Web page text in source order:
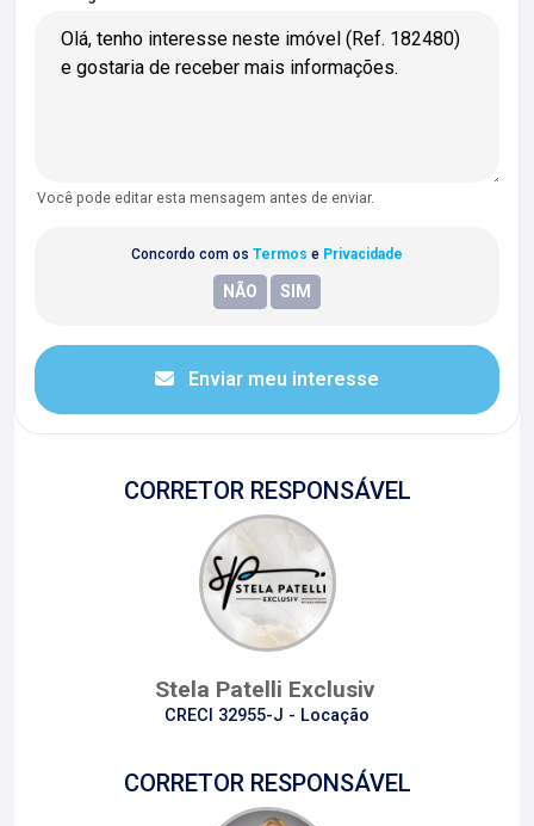
Você pode editar esta mensagem antes de enviar.
Concordo com os Termos e Privacidade
Enviar meu interesse
CORRETOR RESPONSÁVEL
Stela Patelli Exclusiv
CRECI 32955-J - Locação
CORRETOR RESPONSÁVEL